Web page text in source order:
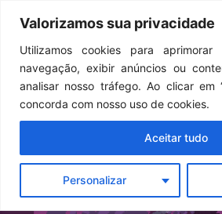
Valorizamos sua privacidade
Utilizamos cookies para
navegação, exibir anúncios ou
analisar nosso tráfego. Ao clicar em
concorda com nosso uso de cookies.
Personalizar
Aceitar tudo
Menu
Notícias PC PlayStation